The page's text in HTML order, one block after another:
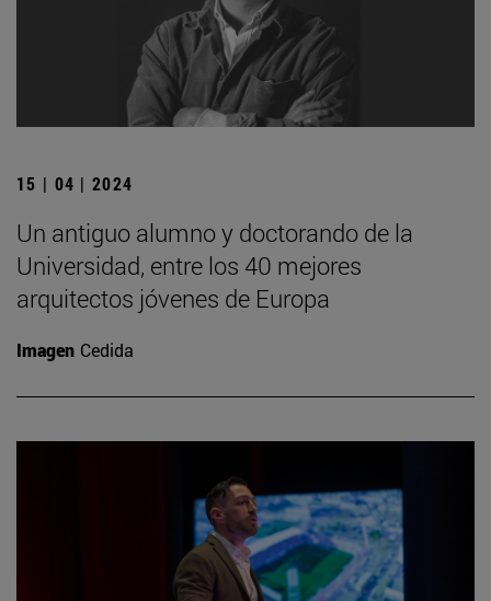
15 | 04 | 2024
Un antiguo alumno y doctorando de la
Universidad, entre los 40 mejores
arquitectos jóvenes de Europa
Imagen Cedida